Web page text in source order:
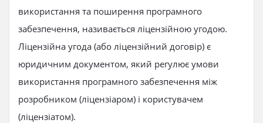
використання та поширення програмного
забезпечення, називається ліцензійною угодою.
Ліцензійна угода (або ліцензійний договір) є
юридичним документом, який регулює умови
використання програмного забезпечення між
розробником (ліцензіаром) і користувачем
(ліцензіатом).